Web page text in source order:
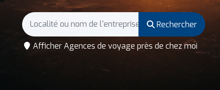
Rechercher
Afficher Agences de voyage près de chez moi